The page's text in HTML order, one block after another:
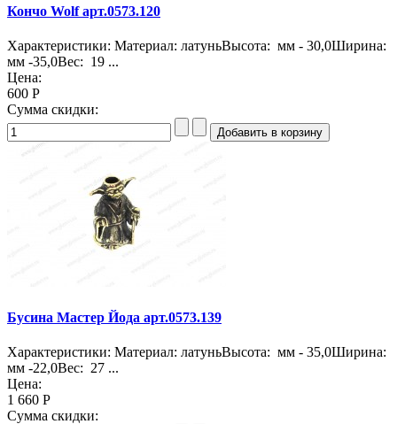
Кончо Wolf арт.0573.120
Характеристики: Материал: латуньВысота: мм - 30,0Ширина:
мм -35,0Вес: 19 ...
Цена:
600 Р
Сумма скидки:
Бусина Мастер Йода арт.0573.139
Характеристики: Материал: латуньВысота: мм - 35,0Ширина:
мм -22,0Вес: 27 ...
Цена:
1 660 Р
Сумма скидки: